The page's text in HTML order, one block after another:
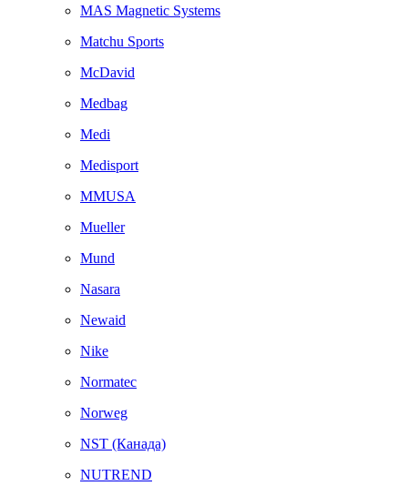
MAS Magnetic Systems
Matchu Sports
McDavid
Medbag
Medi
Medisport
MMUSA
Mueller
Mund
Nasara
Newaid
Nike
Normatec
Norweg
NST (Канада)
NUTREND